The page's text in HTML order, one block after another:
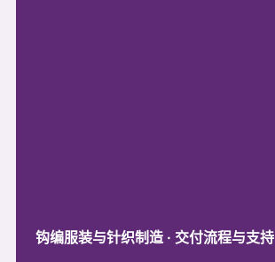
钩编服装与针织制造 · 交付流程与支持